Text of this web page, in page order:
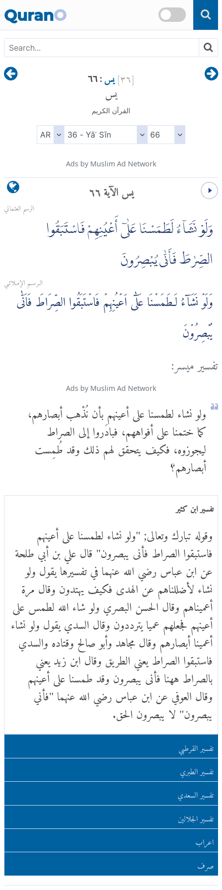
Skip to main content
QuranO
[٣٦]يس : ٦٦ يس
القرآن الكريم
Ads by Muslim Ad Network
يس الآية ٦٦
الرسم العثماني
وَلَوْ نَشَآءُ لَطَمَسْنَا عَلٰىٓ أَعْيُنِهِمْ فَاسْتَبَقُوا
الصِّرٰطَ فَأَنّٰى يُبْصِرُونَ
الـرسـم الإمـلائـي
وَلَوۡ نَشَآءُ لَـطَمَسۡنَا عَلٰٓى اَعۡيُنِهِمۡ فَاسۡتَبَقُوا الصِّرَاطَ فَاَنّٰى
يُبۡصِرُوۡنَ
تفسير ميسر:
Ads by Muslim Ad Network
ولو نشاء لطمسنا على أعينهم بأن نُذْهب أبصارهم،
كما ختمنا على أفواههم، فبادَروا إلى الصراط
ليجوزوه، فكيف يتحقق لهم ذلك وقد طُمِست
أبصارهم؟
تفسير ابن كثير
وقوله تبارك وتعالى; "ولو نشاء لطمسنا على أعينهم
فاستبقوا الصراط فأنى يبصرون" قال علي بن أبي طلحة
عن ابن عباس رضي الله عنهما في تفسيرها يقول ولو
نشاء لأضللناهم عن الهدى فكيف يهتدون وقال مرة
أعميناهم وقال الحسن البصري ولو شاء الله لطمس على
أعينهم فجعلهم عميا يترددون وقال السدي يقول ولو نشاء
أعمينا أبصارهم وقال مجاهد وأبو صالح وقتاده والسدي
فاستبقوا الصراط يعني الطريق وقال ابن زيد يعني
بالصراط ههنا فأنى يبصرون وقد طمسنا على أعينهم
وقال العوفي عن ابن عباس رضي الله عنهما "فأني
يبصرون" لا يبصرون الحق.
تفسير القرطبي
تفسير الطبري
تفسير السعدي
تفسير الجلالين
اعراب
صرف